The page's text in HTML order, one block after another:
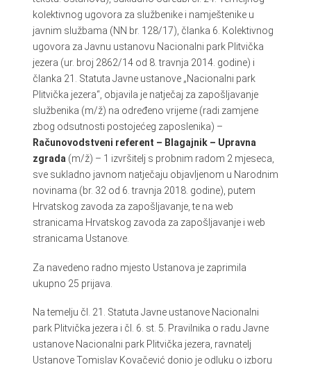
kolektivnog ugovora za službenike i namještenike u
javnim službama (NN br. 128/17), članka 6. Kolektivnog
ugovora za Javnu ustanovu Nacionalni park Plitvička
jezera (ur. broj 2862/14 od 8. travnja 2014. godine) i
članka 21. Statuta Javne ustanove „Nacionalni park
Plitvička jezera“, objavila je natječaj za zapošljavanje
službenika (m/ž) na određeno vrijeme (radi zamjene
zbog odsutnosti postojećeg zaposlenika) –
Računovodstveni referent – Blagajnik – Upravna
zgrada(m/ž) – 1 izvršitelj s probnim radom 2 mjeseca,
sve sukladno javnom natječaju objavljenom u Narodnim
novinama (br. 32 od 6. travnja 2018. godine), putem
Hrvatskog zavoda za zapošljavanje, te na web
stranicama Hrvatskog zavoda za zapošljavanje i web
stranicama Ustanove.
Za navedeno radno mjesto Ustanova je zaprimila
ukupno 25 prijava.
Na temelju čl. 21. Statuta Javne ustanove Nacionalni
park Plitvička jezera i čl. 6. st. 5. Pravilnika o radu Javne
ustanove Nacionalni park Plitvička jezera, ravnatelj
Ustanove Tomislav Kovačević donio je odluku o izboru